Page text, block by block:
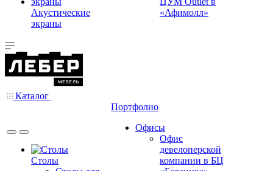
Акустические
экраны
«Афимолл»
Каталог
Столы
Портфолио
Офисы
Офис
девелоперской
компании в БЦ